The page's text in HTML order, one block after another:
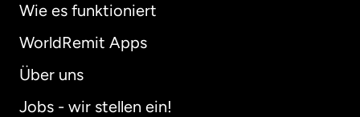
Wie es funktioniert
WorldRemit Apps
Über uns
Jobs - wir stellen ein!